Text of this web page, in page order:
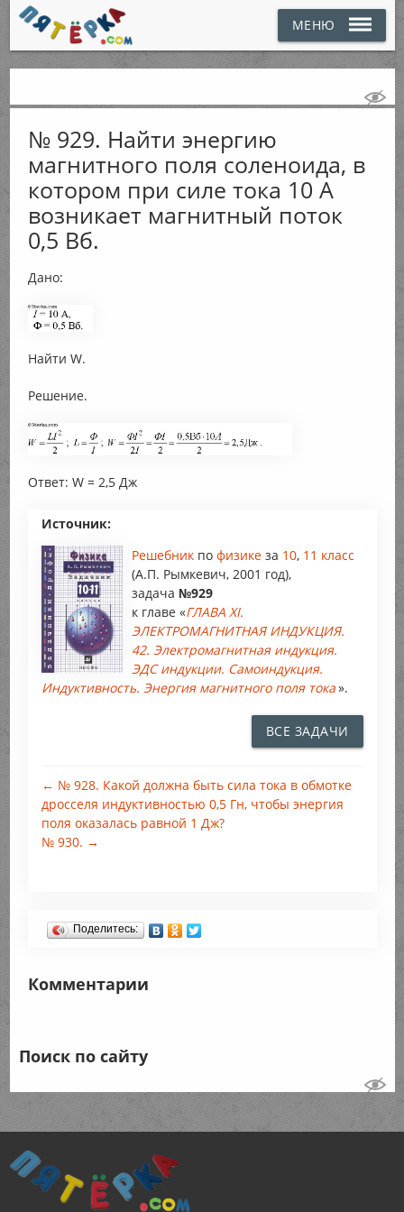
МЕНЮ
№ 929. Найти энергию
магнитного поля соленоида, в
котором при силе тока 10 А
возникает магнитный поток
0,5 Вб.
Дано:
Найти W.
Решение.
Ответ: W = 2,5 Дж
Источник:
Решебник по физике за 10, 11 класс
(А.П. Рымкевич, 2001 год),
задача №929
к главе «ГЛАВА XI.
ЭЛЕКТРОМАГНИТНАЯ ИНДУКЦИЯ.
42. Электромагнитная индукция.
ЭДС индукции. Самоиндукция.
Индуктивность. Энергия магнитного поля тока».
ВСЕ ЗАДАЧИ
← № 928. Какой должна быть сила тока в обмотке
дросселя индуктивностью 0,5 Гн, чтобы энергия
поля оказалась равной 1 Дж?
№ 930. →
Поделитесь:
Комментарии
Поиск по сайту